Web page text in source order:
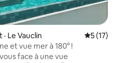
Le Vauclin Note
5 (17)
et vue mer à 180° !
face à une vue